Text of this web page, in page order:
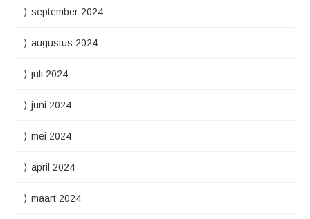
september 2024
augustus 2024
juli 2024
juni 2024
mei 2024
april 2024
maart 2024